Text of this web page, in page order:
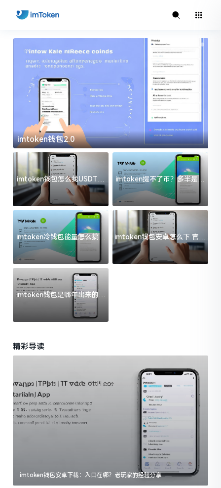
imtoken钱包2.0
imtoken钱包怎么找USDT地
址？三步搞定不踩坑
imtoken提不了币？多半是这
几件事没处理好
imtoken冷钱包能量怎么搞？
过来人告诉你门道
imtoken钱包安卓怎么下 官方
渠道避坑指南
imtoken钱包是哪年出来的？
一文给你说清楚
精彩导读
imtoken钱包安卓下载：入口在哪？老玩家的经验分享